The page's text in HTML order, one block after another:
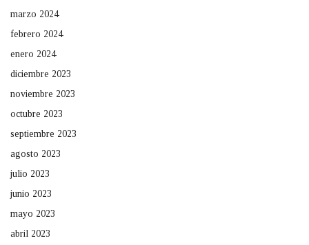
marzo 2024
febrero 2024
enero 2024
diciembre 2023
noviembre 2023
octubre 2023
septiembre 2023
agosto 2023
julio 2023
junio 2023
mayo 2023
abril 2023